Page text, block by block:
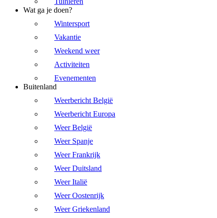
Wat ga je doen?
Wintersport
Vakantie
Weekend weer
Activiteiten
Evenementen
Buitenland
Weerbericht België
Weerbericht Europa
Weer België
Weer Spanje
Weer Frankrijk
Weer Duitsland
Weer Italië
Weer Oostenrijk
Weer Griekenland